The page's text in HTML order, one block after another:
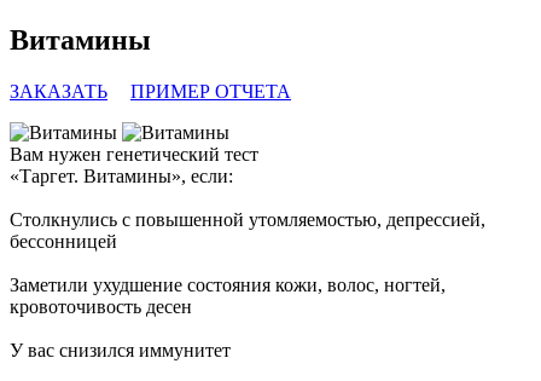
Витамины
ЗАКАЗАТЬ ПРИМЕР ОТЧЕТА
Вам нужен генетический тест
«‎Таргет. Витамины», если:
Столкнулись с повышенной утомляемостью, депрессией,
бессонницей
Заметили ухудшение состояния кожи, волос, ногтей,
кровоточивость десен
У вас снизился иммунитет